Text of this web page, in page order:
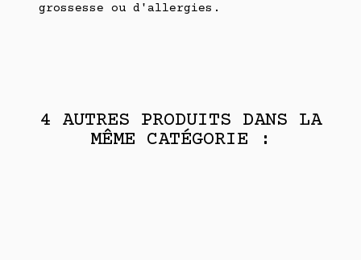
grossesse ou d'allergies.
4 AUTRES PRODUITS DANS LA
MÊME CATÉGORIE :